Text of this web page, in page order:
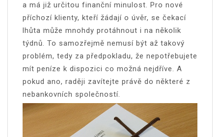
a má již určitou finanční minulost. Pro nové
příchozí klienty, kteří žádají o úvěr, se čekací
lhůta může mnohdy protáhnout i na několik
týdnů. To samozřejmě nemusí být až takový
problém, tedy za předpokladu, že nepotřebujete
mít peníze k dispozici co možná nejdříve. A
pokud ano, raději zavítejte právě do některé z
nebankovních společností.